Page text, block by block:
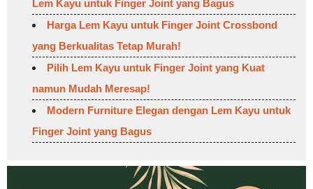
Lem Kayu untuk Finger Joint yang Bagus
Harga Lem Kayu untuk Finger Joint Crossbond
yang Berkualitas Tetap Murah!
Pilih Lem Kayu untuk Finger Joint yang Kuat
namun Mudah Meresap!
Modern Furniture Elegan dengan Lem Kayu untuk
Finger Joint yang Bagus